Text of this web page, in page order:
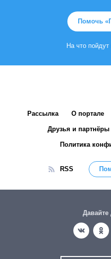
Помочь
На что
Рассылка О портале
Друзья и партнёры
Политика
RSS
Давайте